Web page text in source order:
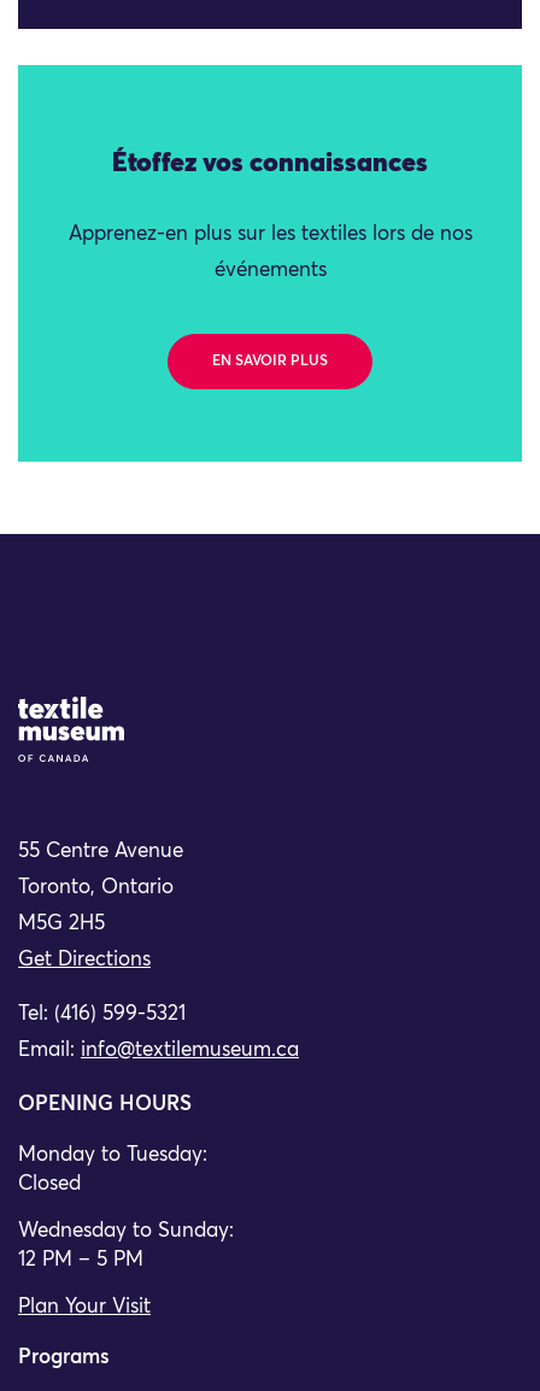
Étoffez vos connaissances
Apprenez-en plus sur les textiles lors de nos
événements
EN SAVOIR PLUS
Site Logo
55 Centre Avenue
Toronto, Ontario
M5G 2H5
Get Directions
Tel: (416) 599-5321
Email: info@textilemuseum.ca
OPENING HOURS
Monday to Tuesday:
Closed
Wednesday to Sunday:
12 PM – 5 PM
Plan Your Visit
Programs